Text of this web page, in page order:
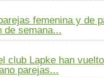
femenina y de
de semana...
club Lapke han
parejas...